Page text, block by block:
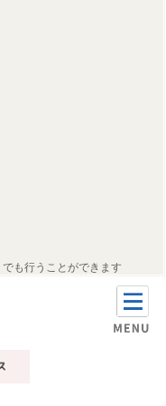
も行うことができます